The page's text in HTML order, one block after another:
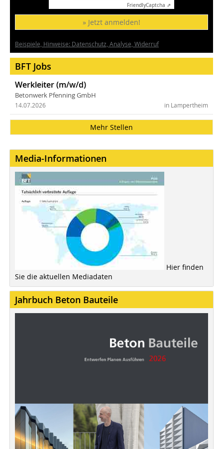
FriendlyCaptcha ⇗
» Jetzt anmelden!
Beispiele, Hinweise: Datenschutz, Analyse, Widerruf
BFT Jobs
Werkleiter (m/w/d)
Betonwerk Pfenning GmbH
in Lampertheim
14.07.2026
Mehr Stellen
Media-Informationen
Hier finden
Sie die aktuellen Mediadaten
Jahrbuch Beton Bauteile